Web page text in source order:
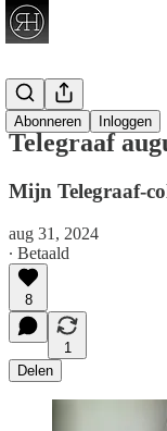
Abonneren Inloggen
Telegraaf
Telegraaf
Mijn Telegraaf-
aug 31, 2024
∙ Betaald
8
1
Delen